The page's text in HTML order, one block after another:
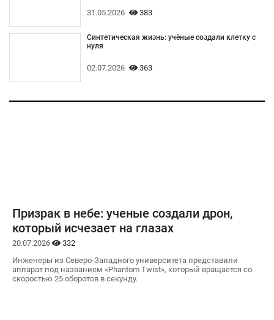
31.05.2026 383
Синтетическая жизнь: учёные создали клетку с
нуля
02.07.2026 363
Призрак в небе: ученые создали дрон,
который исчезает на глазах
20.07.2026
332
Инженеры из Северо-Западного университета представили
аппарат под названием «Phantom Twist», который вращается со
скоростью 25 оборотов в секунду.